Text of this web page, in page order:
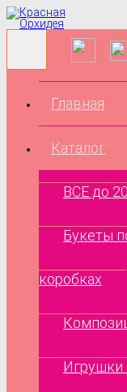
Главная
Каталог
ВСЕ до
Букеты
коробках
Игрушки